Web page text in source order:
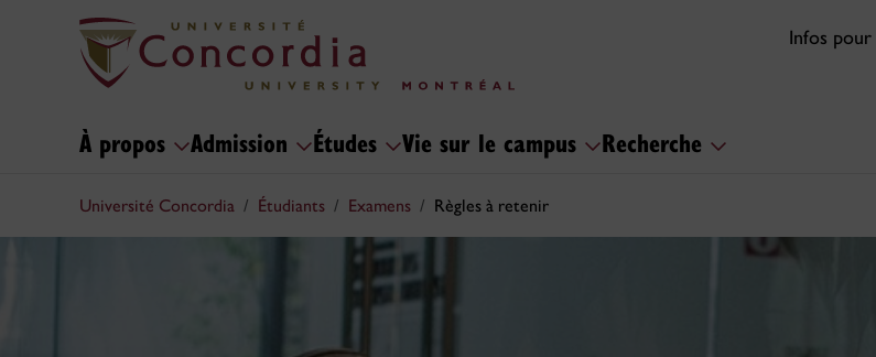
Infos pour
À propos Admission Études Vie sur le campus Recherche
Université Concordia Étudiants Examens Règles à retenir